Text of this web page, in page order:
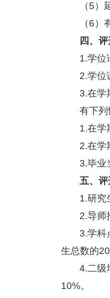
（5）
（6）
四、
1.学位
2.学位
3.在学
有下
1.在学
2.在学
3.毕业
五、评
1.研究
2.导师
3.学科
生总数的
4.二级
10%。